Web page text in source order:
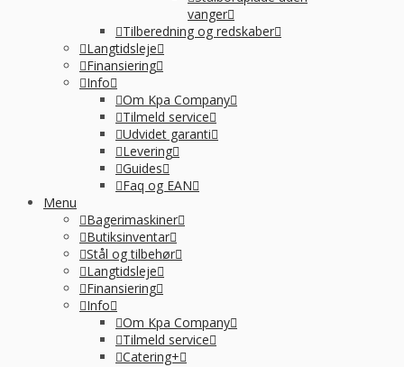
vanger
Tilberedning og redskaber
Langtidsleje
Finansiering
Info
Om Kpa Company
Tilmeld service
Udvidet garanti
Levering
Guides
Faq og EAN
Menu
Bagerimaskiner
Butiksinventar
Stål og tilbehør
Langtidsleje
Finansiering
Info
Om Kpa Company
Tilmeld service
Catering+